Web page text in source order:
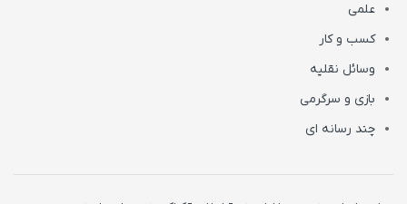
علمی
کسب و کار
وسائل نقلیه
بازی و سرگرمی
چند رسانه ای